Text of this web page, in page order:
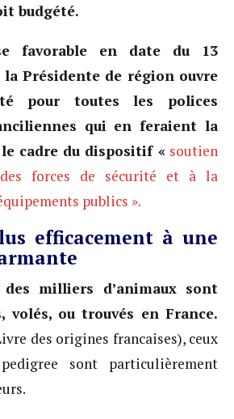
budgété.
favorable en date du 13
la Présidente de région ouvre
pour toutes les polices
qui en feraient la
cadre du dispositif « soutien
des forces de sécurité et à la
publics ».
efficacement à une
des milliers d’animaux sont
volés, ou trouvés en France.
des origines francaises), ceux
sont particulièrement